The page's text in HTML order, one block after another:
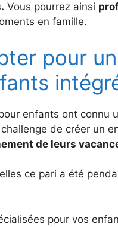
Vous pourrez ainsi
en famille.
pour
enfants ont connu
de créer un
de leurs
ce pari a été
pour vos